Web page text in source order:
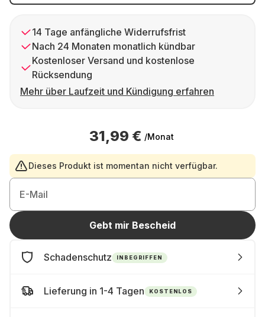
14 Tage anfängliche Widerrufsfrist
Nach 24 Monaten monatlich kündbar
Kostenloser Versand und kostenlose
Rücksendung
Mehr über Laufzeit und Kündigung erfahren
31,99 € /Monat
Dieses Produkt ist momentan nicht verfügbar.
E-Mail
Gebt mir Bescheid
Schadenschutz INBEGRIFFEN
Lieferung in 1-4 Tagen KOSTENLOS